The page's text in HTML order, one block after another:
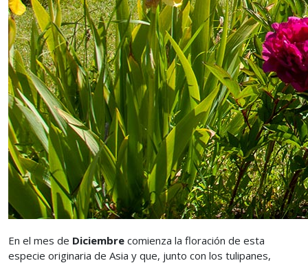
En el mes de Diciembre comienza la floración de esta
especie originaria de Asia y que, junto con los tulipanes,